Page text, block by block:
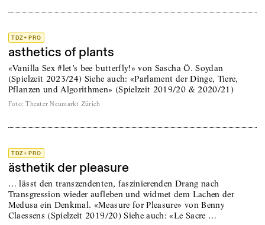
TDZ+ PRO
asthetics of plants
«Vanilla Sex #let’s bee butterfly!» von Sascha Ö. Soydan
(Spielzeit 2023/24) Siehe auch: «Parlament der Dinge, Tiere,
Pflanzen und Algorithmen» (Spielzeit 2019/20 & 2020/21)
Foto: Theater Neumarkt Zürich
TDZ+ PRO
ästhetik der pleasure
… lässt den transzendenten, faszinierenden Drang nach
Transgression wieder aufleben und widmet dem Lachen der
Medusa ein Denkmal. «Measure for Pleasure» von Benny
Claessens (Spielzeit 2019/20) Siehe auch: «Le Sacre …